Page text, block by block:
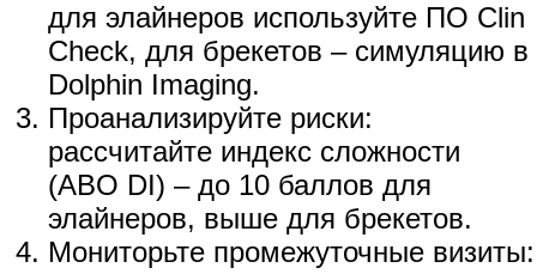
для элайнеров используйте ПО Clin
Check, для брекетов – симуляцию в
Dolphin Imaging.
Проанализируйте риски:
рассчитайте индекс сложности
(ABO DI) – до 10 баллов для
элайнеров, выше для брекетов.
Мониторьте промежуточные визиты: